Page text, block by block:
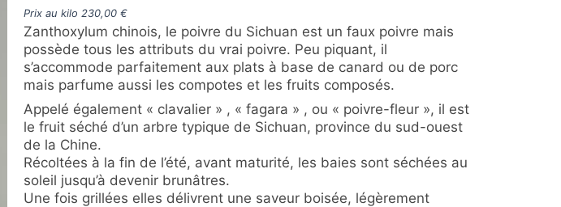
Prix au kilo 230,00 €
Zanthoxylum chinois, le poivre du Sichuan est un faux poivre mais
possède tous les attributs du vrai poivre. Peu piquant, il
s’accommode parfaitement aux plats à base de canard ou de porc
mais parfume aussi les compotes et les fruits composés.
Appelé également « clavalier » , « fagara » , ou « poivre-fleur », il est
le fruit séché d’un arbre typique de Sichuan, province du sud-ouest
de la Chine.
Récoltées à la fin de l’été, avant maturité, les baies sont séchées au
soleil jusqu’à devenir brunâtres.
Une fois grillées elles délivrent une saveur boisée, légèrement